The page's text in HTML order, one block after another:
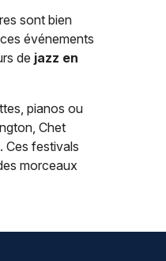
sont bien
événements
de jazz en
pianos ou
Chet
Ces festivals
morceaux